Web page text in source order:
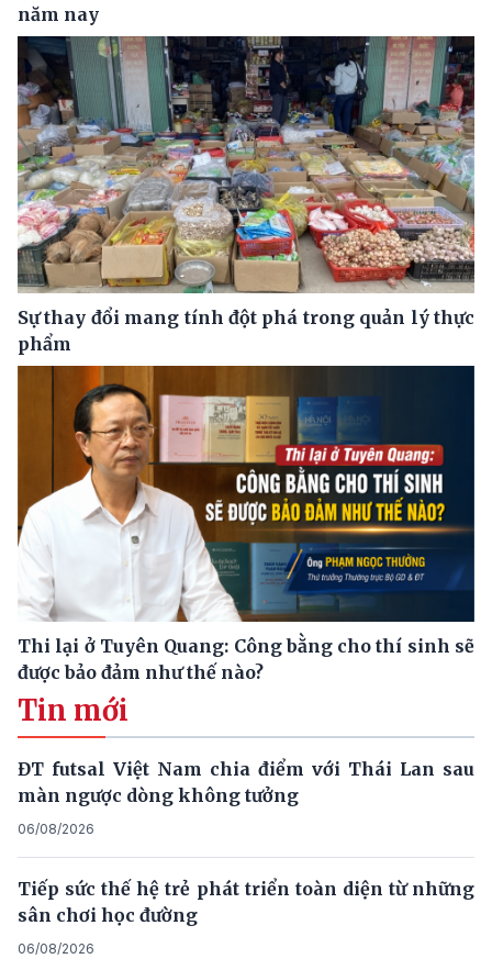
năm nay
Sự thay đổi mang tính đột phá trong quản lý thực
phẩm
Thi lại ở Tuyên Quang: Công bằng cho thí sinh sẽ
được bảo đảm như thế nào?
Tin mới
ĐT futsal Việt Nam chia điểm với Thái Lan sau
màn ngược dòng không tưởng
06/08/2026
Tiếp sức thế hệ trẻ phát triển toàn diện từ những
sân chơi học đường
06/08/2026